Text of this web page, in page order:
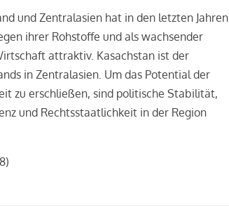
und Zentralasien hat in den letzten Jahren
ihrer Rohstoffe und als wachsender
attraktiv. Kasachstan ist der
in Zentralasien. Um das Potential der
zu erschließen, sind politische Stabilität,
und Rechtsstaatlichkeit in der Region